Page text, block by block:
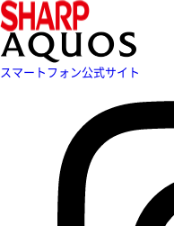
スマートフォン公式サイト